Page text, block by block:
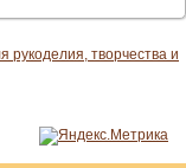
рукоделия, творчества и